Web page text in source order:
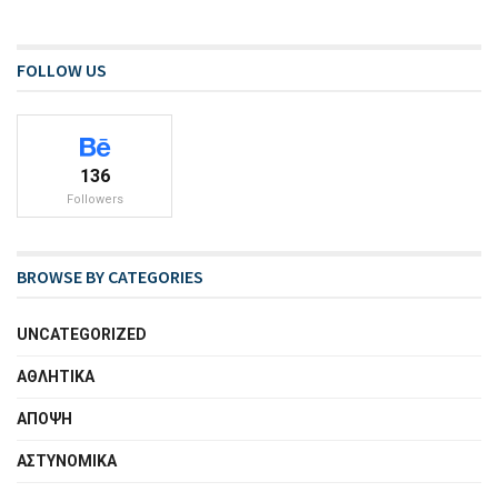
FOLLOW US
136
Followers
BROWSE BY CATEGORIES
UNCATEGORIZED
ΑΘΛΗΤΙΚΑ
ΑΠΟΨΗ
ΑΣΤΥΝΟΜΙΚΑ